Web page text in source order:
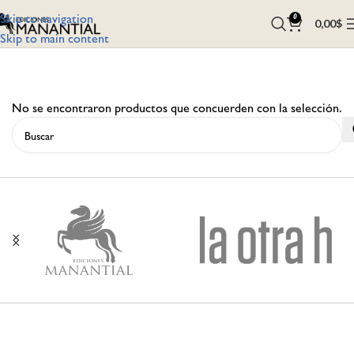
Skip to navigation
Skip to main content
0 0,00$
No se encontraron productos que concuerden con la selección.